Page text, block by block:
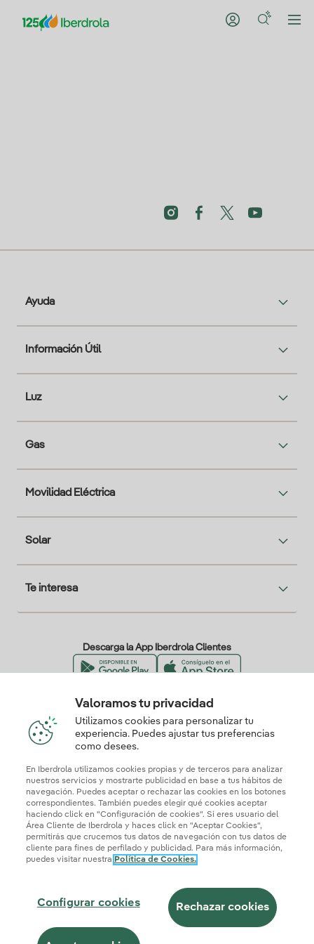
Ayuda
Información Útil
Luz
Gas
Movilidad Eléctrica
Solar
Te interesa
Descarga la App Iberdrola Clientes
Nuestros certificados de confianza
Mapa webInformación legal y Política de cookies
Seguridad de la informaciónAccesibilidad
¿Cómo ser colaborador?
Transparencia IAIberdrola.com
© 2026 Iberdrola Clientes S.A.U.
Valoramos tu privacidad
Utilizamos cookies para personalizar tu
experiencia. Puedes ajustar tus preferencias
como desees.
En Iberdrola utilizamos cookies propias y de terceros para analizar
nuestros servicios y mostrarte publicidad en base a tus hábitos de
navegación. Puedes aceptar o rechazar las cookies en los botones
correspondientes. También puedes elegir qué cookies aceptar
haciendo click en "Configuración de cookies". Si eres usuario del
Área Cliente de Iberdrola y haces click en "Aceptar Cookies",
permitirás que crucemos tus datos de navegación con tus datos de
cliente para fines de perfilado y publicidad. Para más información,
puedes visitar nuestra Política de Cookies.
Configurar cookies Rechazar cookies